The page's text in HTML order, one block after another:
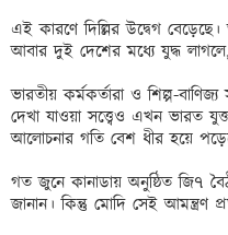
এই কারণে দিল্লির উদ্বেগ বেড়েছে।
আবার দুই দেশের মধ্যে যুদ্ধ
ভারতীয় কর্মকর্তারা ও শিল্প-
দেখা যাওয়া সত্ত্বেও এখন ভারত
আলোচনার গতি বেশ ধীর হয়ে
গত জুনে কানাডায় অনুষ্ঠিত জি৭
জানান। কিন্তু মোদি সেই আমন্ত্রণ